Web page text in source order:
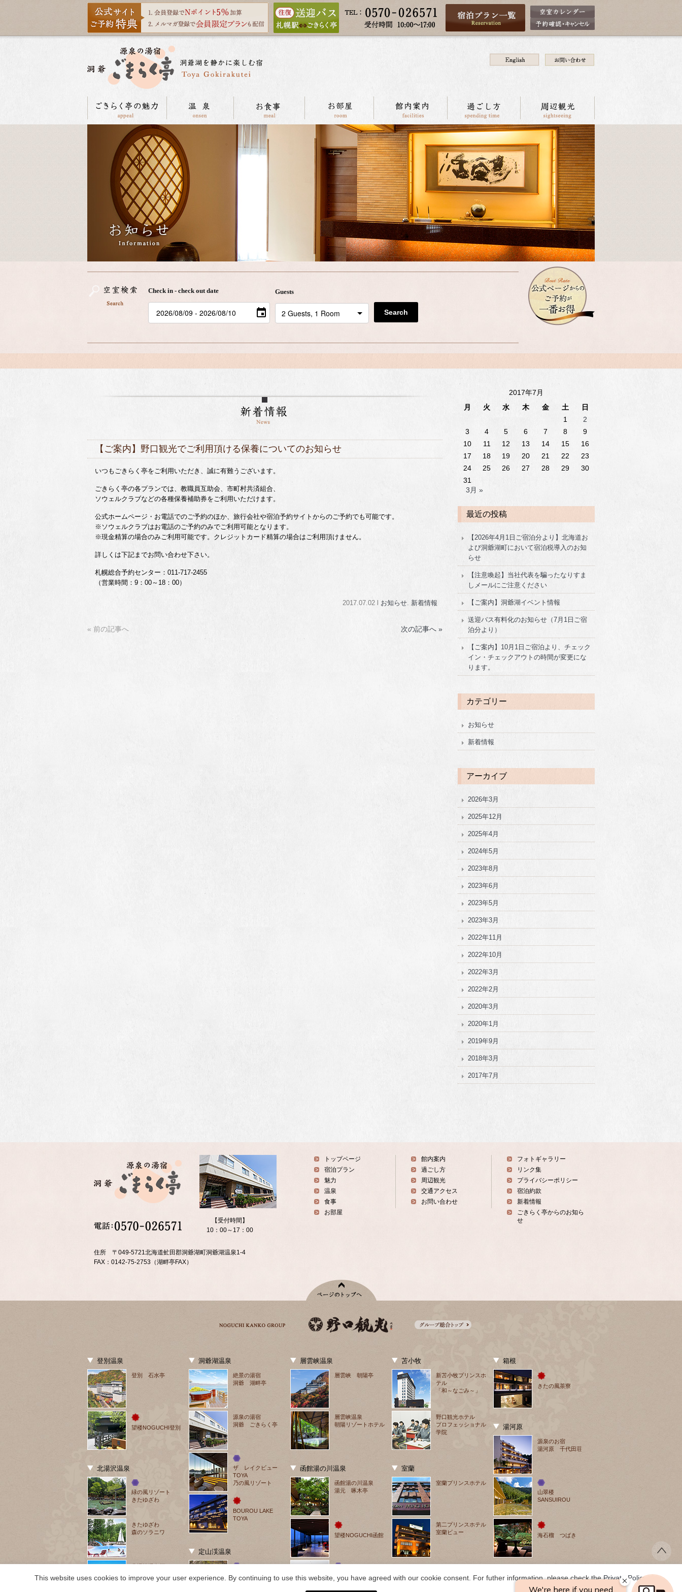
Check in - check out date Guests
Search
【ご案内】野口観光でご利用頂ける保養についてのお知らせ
いつもごきらく亭をご利用いただき、誠に有難うございます。
ごきらく亭の各プランでは、教職員互助会、市町村共済組合、
ソウェルクラブなどの各種保養補助券をご利用いただけます。
公式ホームページ・お電話でのご予約のほか、旅行会社や宿泊予約サイトからのご予約でも可能です。
※ソウェルクラブはお電話のご予約のみでご利用可能となります。
※現金精算の場合のみご利用可能です。クレジットカード精算の場合はご利用頂けません。
詳しくは下記までお問い合わせ下さい。
札幌総合予約センター：011-717-2455
（営業時間：9：00～18：00）
2017.07.02 l お知らせ. 新着情報
« 前の記事へ 次の記事へ »
2017年7月
月
火 水 木 金 土
日
1
2
3
4 5 6 7 8
9
10
11 12 13 14 15
16
17
18 19 20 21 22
23
24
25 26 27 28 29
30
31
3月 »
最近の投稿
【2026年4月1日ご宿泊分より】北海道お
よび洞爺湖町において宿泊税導入のお知
らせ
【注意喚起】当社代表を騙ったなりすま
しメールにご注意ください
【ご案内】洞爺湖イベント情報
送迎バス有料化のお知らせ（7月1日ご宿
泊分より）
【ご案内】10月1日ご宿泊より、チェック
イン・チェックアウトの時間が変更にな
ります。
カテゴリー
お知らせ
新着情報
アーカイブ
2026年3月
2025年12月
2025年4月
2024年5月
2023年8月
2023年6月
2023年5月
2023年3月
2022年11月
2022年10月
2022年3月
2022年2月
2020年3月
2020年1月
2019年9月
2018年3月
2017年7月
【受付時間】
10：00～17：00
住所 〒049-5721北海道虻田郡洞爺湖町洞爺湖温泉1-4
FAX：0142-75-2753（湖畔亭FAX）
トップページ
宿泊プラン
魅力
温泉
食事
お部屋
館内案内
過ごし方
周辺観光
交通アクセス
お問い合わせ
フォトギャラリー
リンク集
プライバシーポリシー
宿泊約款
新着情報
ごきらく亭からのお知ら
せ
登別温泉
登別 石水亭
望楼NOGUCHI登別
北湯沢温泉
緑の風リゾート
きたゆざわ
きたゆざわ
森のソラニワ
北湯沢温泉郷
洞爺湖温泉
絶景の湯宿
洞爺 湖畔亭
源泉の湯宿
洞爺 ごきらく亭
ザ　レイクビュー
TOYA
乃の風リゾート
BOUROU LAKE
TOYA
定山渓温泉
札幌・定山渓温泉
章月グランドホテル
層雲峡温泉
層雲峡 朝陽亭
層雲峡温泉
朝陽リゾートホテル
函館湯の川温泉
函館湯の川温泉
湯元 啄木亭
望楼NOGUCHI函館
HAKODATE
海峡の風
苫小牧
新苫小牧プリンスホ
テル
「和～なごみ～」
野口観光ホテル
プロフェッショナル
学院
室蘭
室蘭プリンスホテル
第二プリンスホテル
室蘭ビュー
箱根
きたの風茶寮
湯河原
源泉のお宿
湯河原 千代田荘
山翠楼
SANSUIROU
海石榴 つばき
This website uses cookies to improve your user experience. By continuing to use this website, you have agreed with our cookie consent. For futher information, please check the Private Policy.